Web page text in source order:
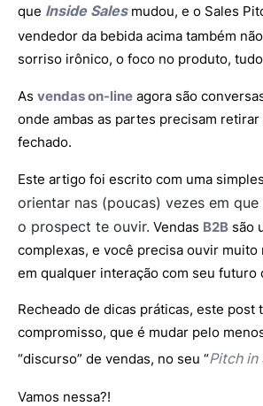
que Inside Salesmudou, e o Sales
vendedor da bebida acima também
sorriso irônico, o foco no produto,
As vendas on-line agora são
onde ambas as partes precisam
fechado.
Este artigo foi escrito com uma
orientar nas (poucas) vezes em
o prospect te ouvir. Vendas B2B são
complexas, e você precisa ouvir muito
em qualquer interação com seu futuro
Recheado de dicas práticas, este post
compromisso, que é mudar pelo
“discurso” de vendas, no seu “Pitch in
Vamos nessa?!